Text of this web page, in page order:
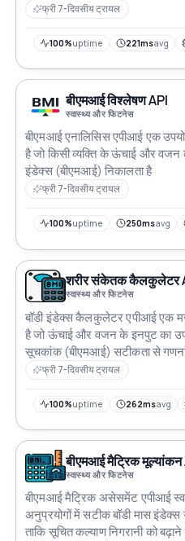
फ्री 7-दिवसीय ट्रायल
100%uptime 221msavg
बीएमआई विश्लेषण API
स्वास्थ्य और फिटनेस
बीएमआई एनालिसिस एपीआई एक
है जो किसी व्यक्ति के ऊंचाई और वजन
इंडेक्स (बीएमआई) निकालता है
फ्री 7-दिवसीय ट्रायल
100%uptime 250msavg
शरीर संकेतक कैलकुलेटर
स्वास्थ्य और फिटनेस
बॉडी इंडेक्स कैलकुलेटर एपीआई एक
है जो ऊंचाई और वजन के इनपुट का
सूचकांक (बीएमआई) सटीकता से गणना
फ्री 7-दिवसीय ट्रायल
100%uptime 262msavg
बीएमआई मैट्रिक मूल्यांकन
स्वास्थ्य और फिटनेस
बीएमआई मैट्रिक असेसमेंट एपीआई
अनुप्रयोगों में सटीक बॉडी मास
ताकि सूचित कल्याण निगरानी को